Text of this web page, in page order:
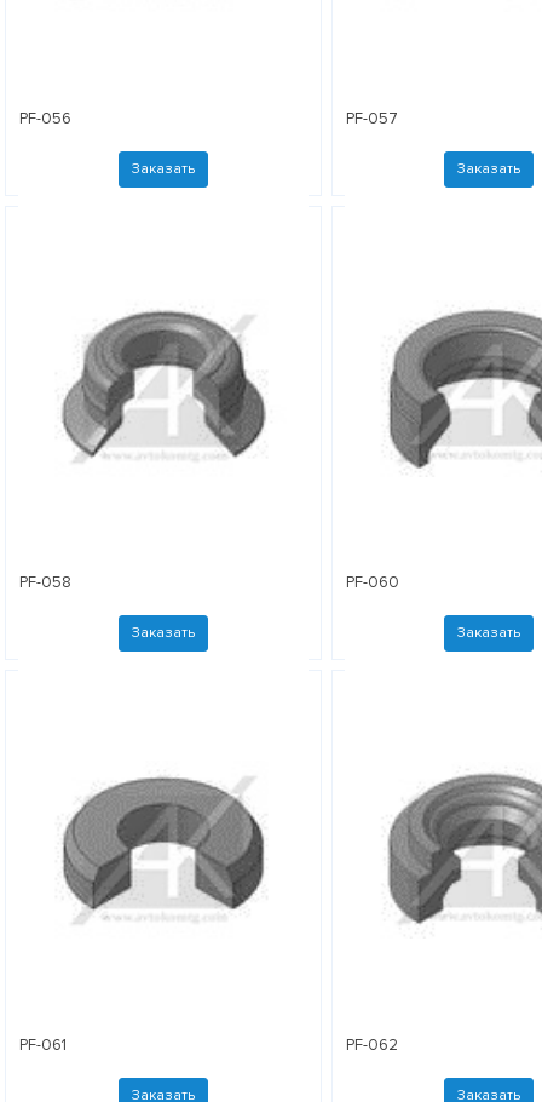
PF-056
Заказать
PF-057
Заказать
PF-058
Заказать
PF-060
Заказать
PF-061
Заказать
PF-062
Заказать